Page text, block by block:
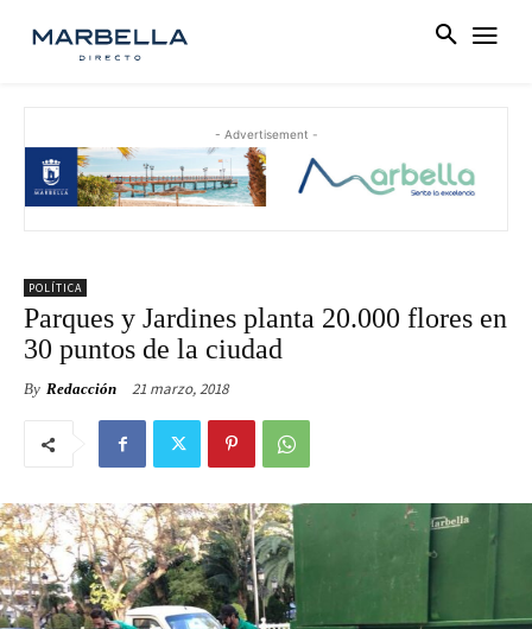
- Advertisement -
POLÍTICA
Parques y Jardines planta 20.000 flores en
30 puntos de la ciudad
By Redacción 21 marzo, 2018